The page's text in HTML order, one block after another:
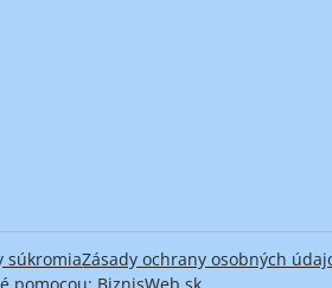
súkromiaZásady ochrany osobných